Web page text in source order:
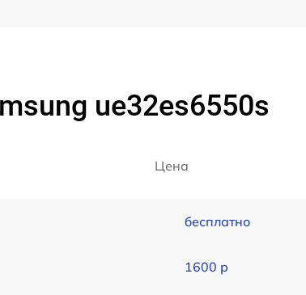
ue32es6550s
Цена
бесплатно
1600 р